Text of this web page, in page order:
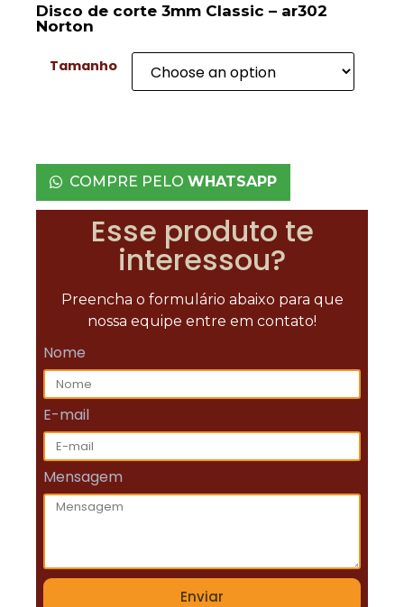
Disco de corte 3mm Classic – ar302
Norton
Tamanho
COMPRE PELO WHATSAPP
Esse produto te
interessou?
Preencha o formulário abaixo para que
nossa equipe entre em contato!
Nome
E-mail
Mensagem
Enviar